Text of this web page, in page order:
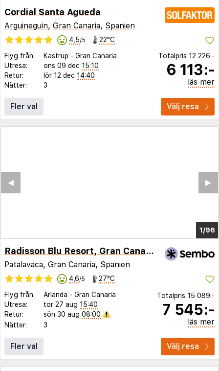
Cordial Santa Agueda
Arguineguin, Gran Canaria, Spanien
4,5/5 22°C
Flyg från: Kastrup - Gran Canaria
Utresa:
ons 09 dec 15:10
Retur:
lör 12 dec 14:40
Nätter:
3
Totalpris 12 226:-
6 113:-
läs mer
Fler val Välj resa
1/96
▶︎
◀︎
Radisson Blu Resort, Gran Canaria
Patalavaca, Gran Canaria, Spanien
4,6/5 27°C
Flyg från: Arlanda - Gran Canaria
Utresa:
tor 27 aug 15:40
Retur:
sön 30 aug 08:00
Nätter:
3
Totalpris 15 089:-
7 545:-
läs mer
Fler val Välj resa